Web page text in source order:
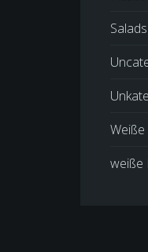
Salads
Weiße
weiße